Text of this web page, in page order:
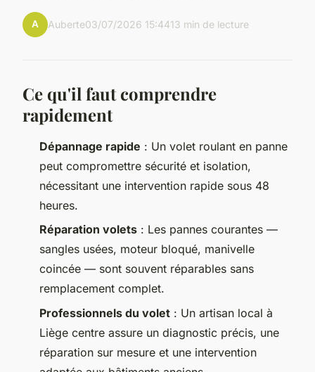
A Auberte03/07/2026 15:4413 min de lecture
Ce qu'il faut comprendre
rapidement
Dépannage rapide : Un volet roulant en panne
peut compromettre sécurité et isolation,
nécessitant une intervention rapide sous 48
heures.
Réparation volets : Les pannes courantes —
sangles usées, moteur bloqué, manivelle
coincée — sont souvent réparables sans
remplacement complet.
Professionnels du volet : Un artisan local à
Liège centre assure un diagnostic précis, une
réparation sur mesure et une intervention